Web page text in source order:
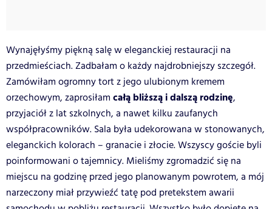
Wynajęłyśmy piękną salę w eleganckiej restauracji na
przedmieściach. Zadbałam o każdy najdrobniejszy szczegół.
Zamówiłam ogromny tort z jego ulubionym kremem
orzechowym, zaprosiłam całą bliższą i dalszą rodzinę,
przyjaciół z lat szkolnych, a nawet kilku zaufanych
współpracowników. Sala była udekorowana w stonowanych,
eleganckich kolorach – granacie i złocie. Wszyscy goście byli
poinformowani o tajemnicy. Mieliśmy zgromadzić się na
miejscu na godzinę przed jego planowanym powrotem, a mój
narzeczony miał przywieźć tatę pod pretekstem awarii